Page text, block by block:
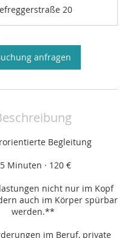
d
1
M
i
n
20
anfragen
Begleitung
Minuten · 120 €
nicht nur im Kopf
auch im Körper spürbar
werden.**
im Beruf, private